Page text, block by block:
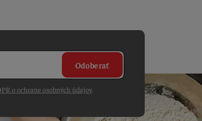
Odoberať
o ochrane osobných údajov.